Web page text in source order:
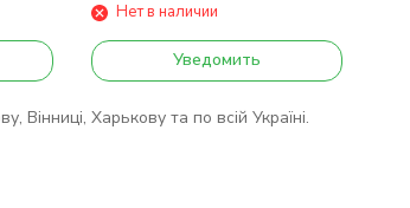
Нет в наличии
Уведомить
Харькову та по всій Україні.